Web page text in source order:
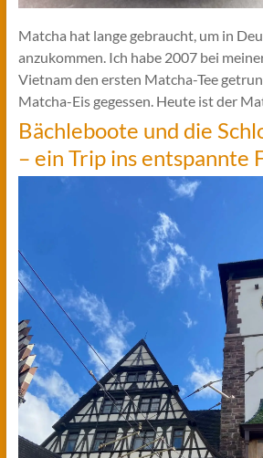
Matcha hat lange gebraucht, um in
anzukommen. Ich habe 2007 bei
Vietnam den ersten Matcha-Tee
Matcha-Eis gegessen. Heute ist der
Bächleboote und die
– ein Trip ins entspannte